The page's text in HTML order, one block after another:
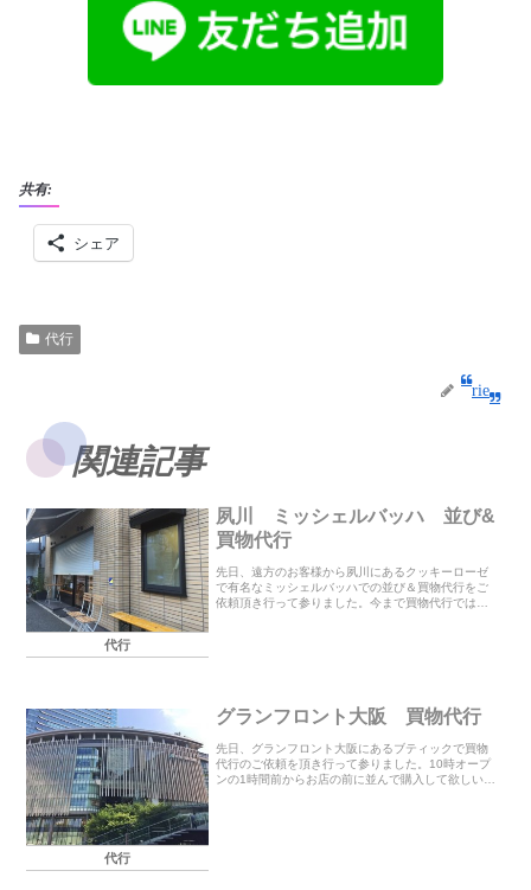
共有:
シェア
代行
rie
関連記事
代行
夙川 ミッシェルバッハ 並び&
買物代行
先日、遠方のお客様から夙川にあるクッキーローゼ
で有名なミッシェルバッハでの並び＆買物代行をご
依頼頂き行って参りました。今まで買物代行では何
代行
グランフロント大阪 買物代行
先日、グランフロント大阪にあるブティックで買物
代行のご依頼を頂き行って参りました。10時オープ
ンの1時間前からお店の前に並んで購入して欲しいと